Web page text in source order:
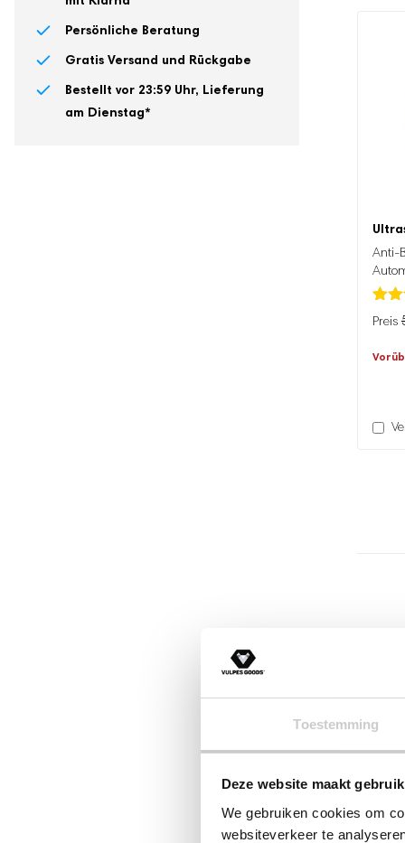
Toestemming
Deze website maakt
We gebruiken cookies om
websiteverkeer te
Persönliche Beratung
Gratis Versand und Rückgabe
Bestellt vor 23:59 Uhr, Lieferung
am Dienstag*
Anti-
5.00
auf
2
war:
ist: